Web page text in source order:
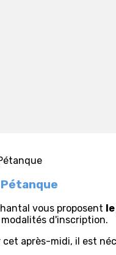
vous proposent
modalités d'inscription.
cet après-midi, il est